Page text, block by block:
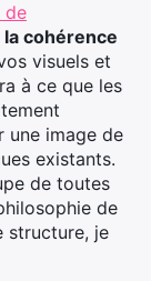
de
la cohérence
visuels et
à ce que les
une image de
existants.
de toutes
de
structure, je